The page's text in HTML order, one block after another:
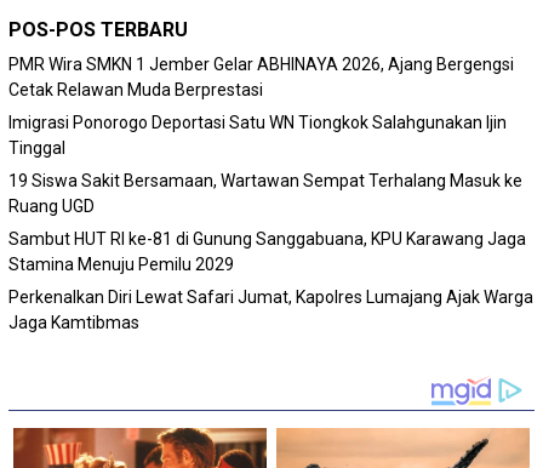
POS-POS TERBARU
PMR Wira SMKN 1 Jember Gelar ABHINAYA 2026, Ajang Bergengsi
Cetak Relawan Muda Berprestasi
Imigrasi Ponorogo Deportasi Satu WN Tiongkok Salahgunakan Ijin
Tinggal
19 Siswa Sakit Bersamaan, Wartawan Sempat Terhalang Masuk ke
Ruang UGD
Sambut HUT RI ke-81 di Gunung Sanggabuana, KPU Karawang Jaga
Stamina Menuju Pemilu 2029
Perkenalkan Diri Lewat Safari Jumat, Kapolres Lumajang Ajak Warga
Jaga Kamtibmas